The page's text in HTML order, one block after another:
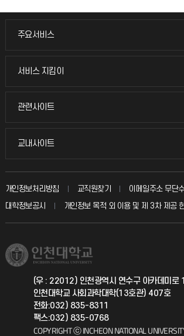
주요서비스
주요서비스
교무회의방송
입학안내
취업정보(학생)
서비스 지킴이
서비스 지킴이
묻고 답하기
칭찬마당
학생서비스 지킴이
관련사이트
관련사이트
국방헬프콜
총동문회
교내사이트
교내사이트
교수회
교육혁신본부
국제지원과
공자아카데미
기초교육원
개인정보처리방침 교직원찾기
이메일주소 무단
대학정보공시
개인정보 목적 외 이용 및 제 3차 제공
(우 : 22012) 인천광역시 연수구 아카데미로
인천대학교 사회과학대학(13호관) 407호
전화:032) 835-8311
팩스:032) 835-0768
COPYRIGHT ⓒ INCHEON NATIONAL